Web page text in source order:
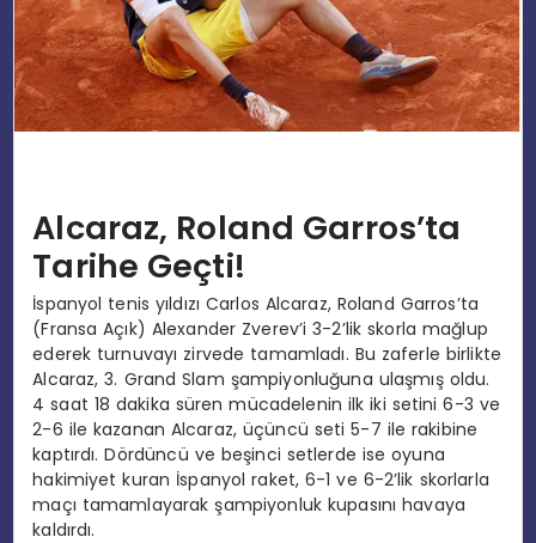
SPOR
YAŞAM
Alcaraz, Roland Garros’ta
Tarihe Geçti!
İspanyol tenis yıldızı Carlos Alcaraz, Roland Garros’ta
(Fransa Açık) Alexander Zverev’i 3-2’lik skorla mağlup
ederek turnuvayı zirvede tamamladı. Bu zaferle birlikte
Alcaraz, 3. Grand Slam şampiyonluğuna ulaşmış oldu.
4 saat 18 dakika süren mücadelenin ilk iki setini 6-3 ve
2-6 ile kazanan Alcaraz, üçüncü seti 5-7 ile rakibine
kaptırdı. Dördüncü ve beşinci setlerde ise oyuna
hakimiyet kuran İspanyol raket, 6-1 ve 6-2’lik skorlarla
maçı tamamlayarak şampiyonluk kupasını havaya
kaldırdı.